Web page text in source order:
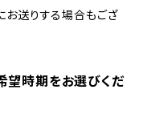
お送りする場合もござ
望時期をお選びくだ